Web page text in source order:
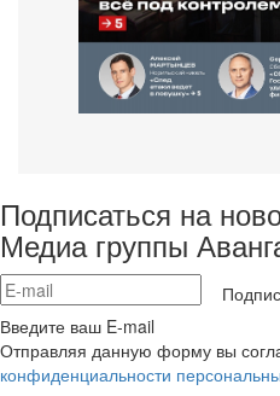
Подписаться на
Медиа группы
Введите ваш E-mail
Отправляя данную форму вы
конфиденциальности